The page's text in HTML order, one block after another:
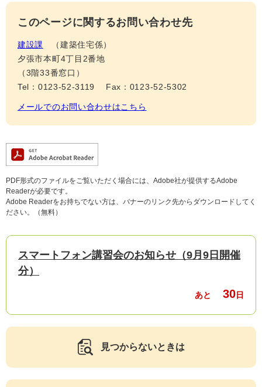
このページに関するお問い合わせ先
建設課
建築住宅係
夕張市本町4丁目2番地
（3階33番窓口）
Tel：0123-52-3119
Fax：0123-52-5302
メールでのお問い合わせはこちら
PDF形式のファイルをご覧いただく場合には、Adobe社が提供するAdobe
Readerが必要です。
Adobe Readerをお持ちでない方は、バナーのリンク先からダウンロードしてく
ださい。（無料）
スマートフォン講習会のお知らせ（9月9日開催
分）
あと 30日
見つからないときは